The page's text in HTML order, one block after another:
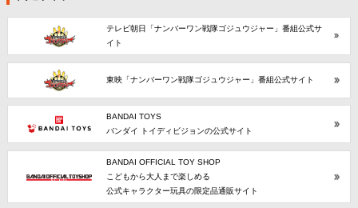
テレビ朝日「ナンバーワン戦隊ゴジュウジャー」番組公式サ
イト
東映「ナンバーワン戦隊ゴジュウジャー」番組公式サイト
BANDAI TOYS
バンダイ トイディビジョンの公式サイト
BANDAI OFFICIAL TOY SHOP
こどもから大人まで楽しめる
公式キャラクター玩具の限定品通販サイト